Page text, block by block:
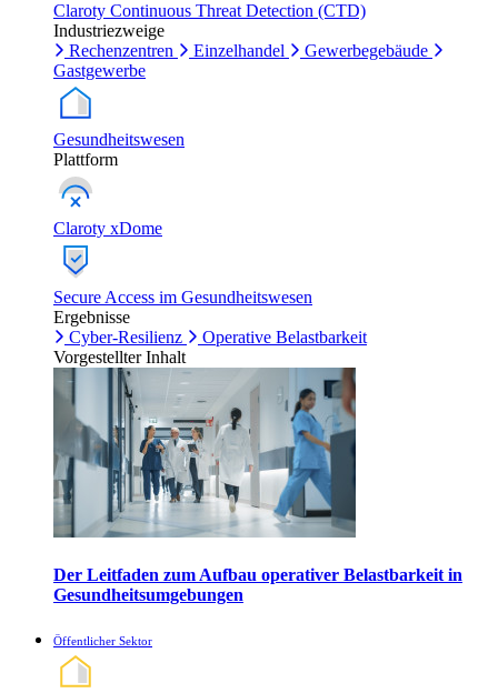
Claroty Continuous Threat Detection (CTD)
Industriezweige
Rechenzentren
Einzelhandel
Gewerbegebäude
Gastgewerbe
Gesundheitswesen
Plattform
Claroty xDome
Secure Access im Gesundheitswesen
Ergebnisse
Cyber-Resilienz
Operative Belastbarkeit
Vorgestellter Inhalt
Der Leitfaden zum Aufbau operativer Belastbarkeit in
Gesundheitsumgebungen
Öffentlicher Sektor